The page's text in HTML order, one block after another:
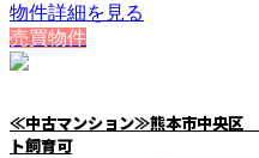
物件詳細を見る
売買物件
≪中古マンション≫熊本市中央
ト飼育可